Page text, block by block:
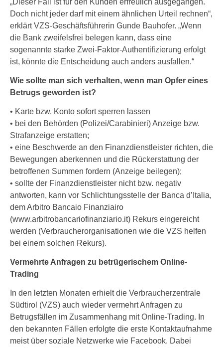
„Dieser Fall ist für den Kunden erfreulich ausgegangen.
Doch nicht jeder darf mit einem ähnlichen Urteil rechnen“,
erklärt VZS-Geschäftsführerin Gunde Bauhofer. „Wenn
die Bank zweifelsfrei belegen kann, dass eine
sogenannte starke Zwei-Faktor-Authentifizierung erfolgt
ist, könnte die Entscheidung auch anders ausfallen.“
Wie sollte man sich verhalten, wenn man Opfer eines
Betrugs geworden ist?
• Karte bzw. Konto sofort sperren lassen
• bei den Behörden (Polizei/Carabinieri) Anzeige bzw.
Strafanzeige erstatten;
• eine Beschwerde an den Finanzdienstleister richten, die
Bewegungen aberkennen und die Rückerstattung der
betroffenen Summen fordern (Anzeige beilegen);
• sollte der Finanzdienstleister nicht bzw. negativ
antworten, kann vor Schlichtungsstelle der Banca d’Italia,
dem Arbitro Bancaio Finanziairo
(www.arbitrobancariofinanziario.it) Rekurs eingereicht
werden (Verbraucherorganisationen wie die VZS helfen
bei einem solchen Rekurs).
Vermehrte Anfragen zu betrügerischem Online-
Trading
In den letzten Monaten erhielt die Verbraucherzentrale
Südtirol (VZS) auch wieder vermehrt Anfragen zu
Betrugsfällen im Zusammenhang mit Online-Trading. In
den bekannten Fällen erfolgte die erste Kontaktaufnahme
meist über soziale Netzwerke wie Facebook. Dabei